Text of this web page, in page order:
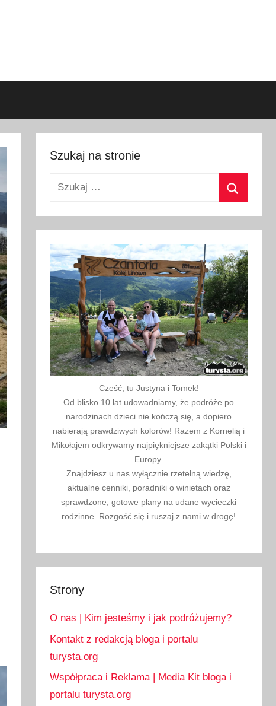
Szukaj na stronie
Szukaj:
Cześć, tu Justyna i Tomek!
Od blisko 10 lat udowadniamy, że podróże po
narodzinach dzieci nie kończą się, a dopiero
nabierają prawdziwych kolorów! Razem z Kornelią i
Mikołajem odkrywamy najpiękniejsze zakątki Polski i
Europy.
Znajdziesz u nas wyłącznie rzetelną wiedzę,
aktualne cenniki, poradniki o winietach oraz
sprawdzone, gotowe plany na udane wycieczki
rodzinne. Rozgość się i ruszaj z nami w drogę!
Strony
O nas | Kim jesteśmy i jak podróżujemy?
Kontakt z redakcją bloga i portalu
turysta.org
Współpraca i Reklama | Media Kit bloga i
portalu turysta.org